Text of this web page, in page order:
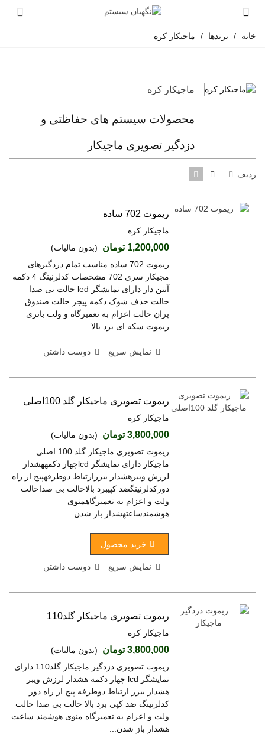
خانه / برندها / ماجیکار کره
ماجیکار کره
محصولات سیستم های حفاظتی و
دزدگیر تصویری ماجیکار
ردیف
ریموت 702 ساده
ماجیکار کره
1,200,000 تومان
(بدون مالیات)
ریموت 702 ساده مناسب تمام دزدگیرهای
مجیکار سری 702 مشخصات کدلرنینگ 4 دکمه
آنتن دار دارای نمایشگر led حالت بی صدا
حالت حذف شوک دکمه پیجر حالت صندوق
پران حالت اعزام به تعمیرگاه و ولت باتری
ریموت سکه ای برد بالا
نمایش سریع دوست داشتن
ریموت تصویری ماجیکار گلد 100اصلی
ماجیکار کره
3,800,000 تومان
(بدون مالیات)
ریموت تصویری ماجیکار گلد 100 اصلی
ماجیکار دارای نمایشگر lcdچهار دکمههشدار
لرزش ویبرهشدار بیزرارتباط دوطرفهپیج از راه
دورکدلرنینگضد کپیبرد بالاحالت بی صداحالت
ولت و اعزام به تعمیرگاهمنوی
هوشمندساعتهشدار باز شدن...
خرید محصول
نمایش سریع دوست داشتن
ریموت تصویری ماجیکار گلد110
ماجیکار کره
3,800,000 تومان
(بدون مالیات)
ریموت تصویری دزدگیر ماجیکار گلد110 دارای
نمایشگر lcd چهار دکمه هشدار لرزش ویبر
هشدار بیزر ارتباط دوطرفه پیج از راه دور
کدلرنینگ ضد کپی برد بالا حالت بی صدا حالت
ولت و اعزام به تعمیرگاه منوی هوشمند ساعت
هشدار باز شدن...